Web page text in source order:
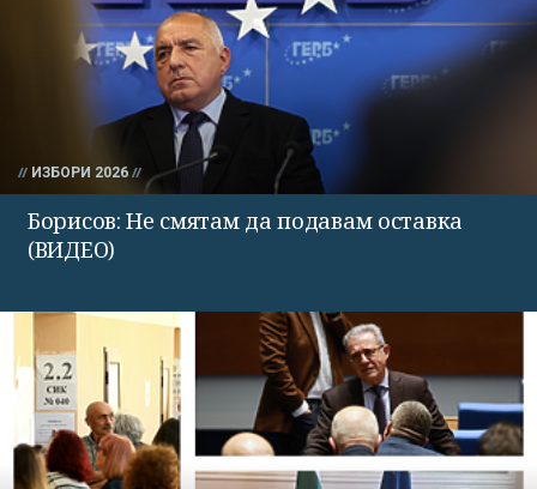
ИЗБОРИ 2026
Борисов: Не смятам да подавам оставка
(ВИДЕО)